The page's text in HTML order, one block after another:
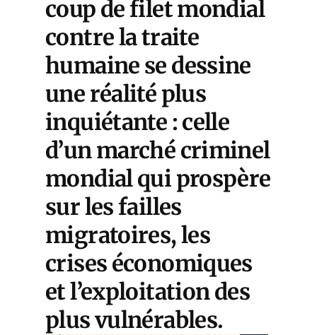
coup de filet mondial
contre la traite
humaine se dessine
une réalité plus
inquiétante : celle
d’un marché criminel
mondial qui prospère
sur les failles
migratoires, les
crises économiques
et l’exploitation des
plus vulnérables.